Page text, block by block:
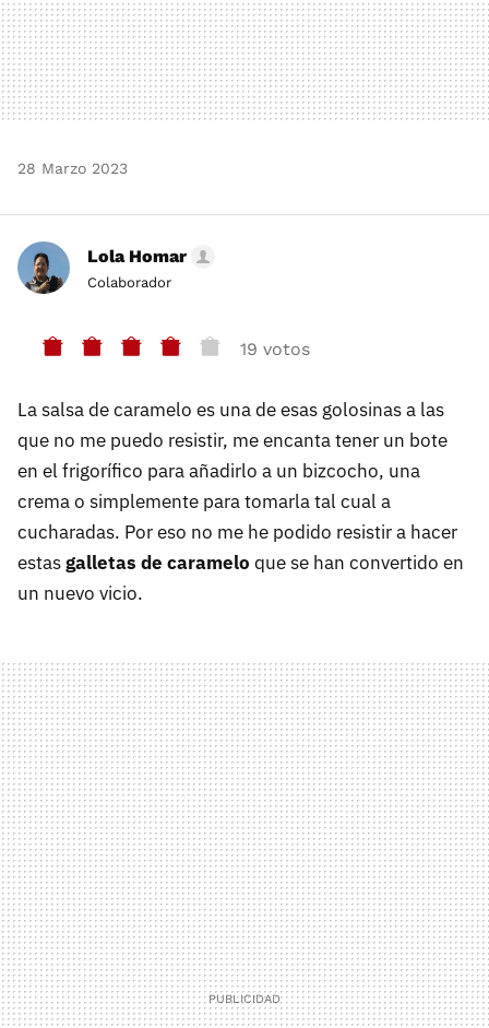
28 Marzo 2023
Lola Homar
Colaborador
19 votos
La salsa de caramelo es una de esas golosinas a las
que no me puedo resistir, me encanta tener un bote
en el frigorífico para añadirlo a un bizcocho, una
crema o simplemente para tomarla tal cual a
cucharadas. Por eso no me he podido resistir a hacer
estasgalletas de caramelo que se han convertido en
un nuevo vicio.